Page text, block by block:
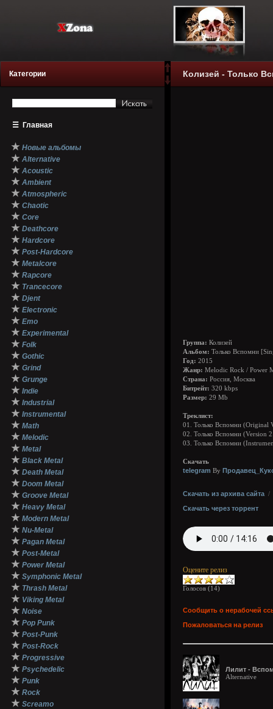
Категории
☰ Главная
★ Новые альбомы
★ Alternative
★ Acoustic
★ Ambient
★ Atmospheric
★ Chaotic
★ Core
★ Deathcore
★ Hardcore
★ Post-Hardcore
★ Metalcore
★ Rapcore
★ Trancecore
★ Djent
★ Electronic
★ Emo
★ Experimental
★ Folk
★ Gothic
★ Grind
★ Grunge
★ Indie
★ Industrial
★ Instrumental
★ Math
★ Melodic
★ Metal
★ Black Metal
★ Death Metal
★ Doom Metal
★ Groove Metal
★ Heavy Metal
★ Modern Metal
★ Nu-Metal
★ Pagan Metal
★ Post-Metal
★ Power Metal
★ Symphonic Metal
★ Thrash Metal
★ Viking Metal
★ Noise
★ Pop Punk
★ Post-Punk
★ Post-Rock
★ Progressive
★ Psychedelic
★ Punk
★ Rock
★ Screamo
Колизей - Только
Группа: Колизей
Альбом: Только Вспомни
Год: 2015
Жанр: Melodic Rock / Power
Страна: Россия, Москва
Битрейт: 320 kbps
Размер: 29 Mb
Треклист:
01. Только Вспомни (Original
02. Только Вспомни (Version
03. Только Вспомни
Скачать
telegram By
Скачать из архива сайта /
Скачать через торрент
Оцените релиз
Голосов (14)
Сообщить о нерабочей
Пожаловаться на релиз
Лилит -
Alternative